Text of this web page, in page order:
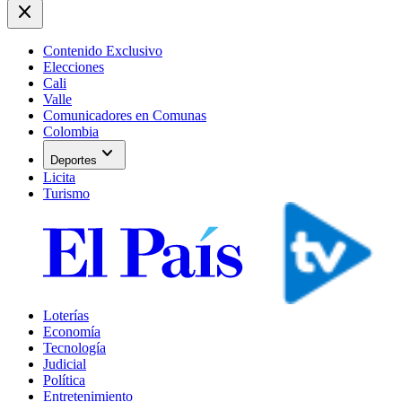
close
Contenido Exclusivo
Elecciones
Cali
Valle
Comunicadores en Comunas
Colombia
Deportes expand_more
Licita
Turismo
Loterías
Economía
Tecnología
Judicial
Política
Entretenimiento